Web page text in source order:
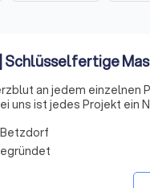
Schlüsselfertige
an jedem einzelnen
uns ist jedes Projekt ein